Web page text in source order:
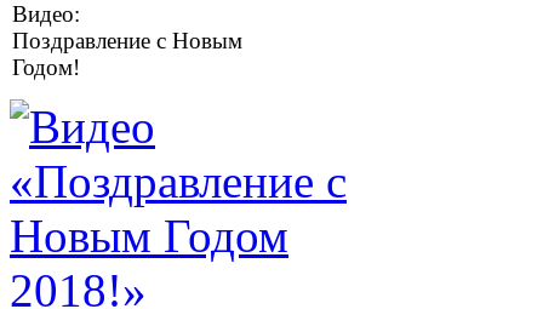
Видео:
Поздравление с Новым
Годом!